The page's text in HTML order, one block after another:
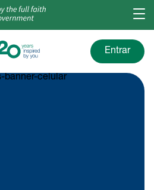
Entrar